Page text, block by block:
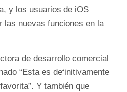
y los usuarios de iOS
las nuevas funciones en la
de desarrollo comercial
“Esta es definitivamente
Y también que